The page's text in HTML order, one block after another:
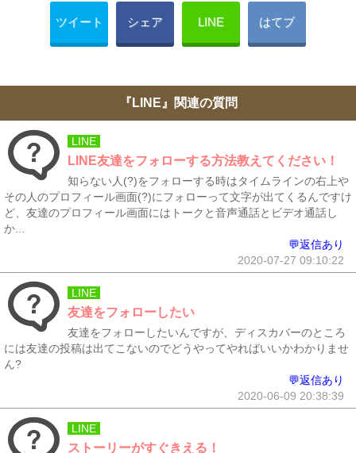
ツイート シェア LINE はてブ
『LINE』関連の質問
LINE
LINE友達をフォローする方法教えてください！
知らない人(?)をフォローする時はタイムラインの右上や
その人のプロフィール画面(?)にフォローって文字が出てくるんですけ
ど、友達のプロフィール画面にはトークと音声通話とビデオ通話し
か...
💬返信あり
2020-07-27 09:10:22
LINE
友達をフォローしたい
友達をフォローしたいんですが、ディスカバーのところ
には友達の投稿は出てこないのでどうやってやればいいかわかりませ
ん?
💬返信あり
2020-06-09 20:38:39
LINE
ストーリーがすぐきえる！